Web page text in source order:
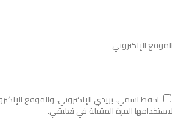
الموقع الإلكتروني
احفظ اسمي، بريدي الإلكتروني، والموقع
لاستخدامها المرة المقبلة في تعليقي.